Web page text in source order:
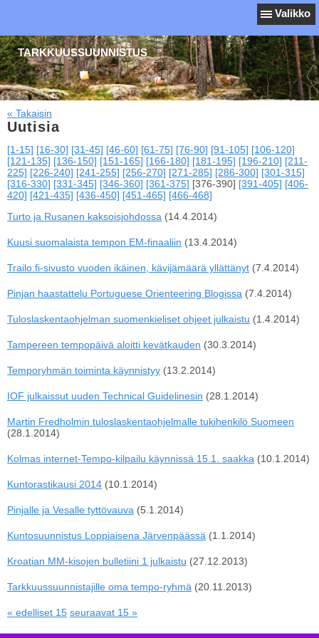
Valikko
TARKKUUSSUUNNISTUS
« Takaisin
Uutisia
[1-15] [16-30] [31-45] [46-60] [61-75] [76-90] [91-105] [106-120]
[121-135] [136-150] [151-165] [166-180] [181-195] [196-210] [211-
225] [226-240] [241-255] [256-270] [271-285] [286-300] [301-315]
[316-330] [331-345] [346-360] [361-375] [376-390] [391-405] [406-
420] [421-435] [436-450] [451-465] [466-468]
Turto ja Rusanen kaksoisjohdossa (14.4.2014)
Kuusi suomalaista tempon EM-finaaliin (13.4.2014)
Trailo.fi-sivusto vuoden ikäinen, kävijämäärä yllättänyt (7.4.2014)
Pinjan haastattelu Portuguese Orienteering Blogissa (7.4.2014)
Tuloslaskentaohjelman suomenkieliset ohjeet julkaistu (1.4.2014)
Tampereen tempopäivä aloitti kevätkauden (30.3.2014)
Temporyhmän toiminta käynnistyy (13.2.2014)
IOF julkaissut uuden Technical Guidelinesin (28.1.2014)
Martin Fredholmin tuloslaskentaohjelmalle tukihenkilö Suomeen
(28.1.2014)
Kolmas internet-Tempo-kilpailu käynnissä 15.1. saakka (10.1.2014)
Kuntorastikausi 2014 (10.1.2014)
Pinjalle ja Vesalle tyttövauva (5.1.2014)
Kuntosuunnistus Loppiaisena Järvenpäässä (1.1.2014)
Kroatian MM-kisojen bulletiini 1 julkaistu (27.12.2013)
Tarkkuussuunnistajille oma tempo-ryhmä (20.11.2013)
« edelliset 15 seuraavat 15 »